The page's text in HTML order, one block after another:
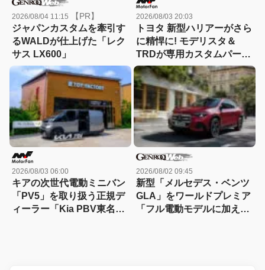
2026/08/04 11:15 【PR】
ジャパンカスタムを牽引す
るWALDが仕上げた「レク
サス LX600」
2026/08/03 20:03
トヨタ 新型ハリアーがさら
に精悍に! モデリスタ＆
TRDが専用カスタムパーツ
を一斉発売、スポーティさ
を大幅パワーアップ!
2026/08/03 06:00
キアの次世代電動ミニバン
「PV5」を取り扱う正規デ
ィーラー「Kia PBV東名横
2026/08/02 09:45
新型「メルセデス・ベンツ
GLA」をワールドプレミア
「フル電動モデルに加えて